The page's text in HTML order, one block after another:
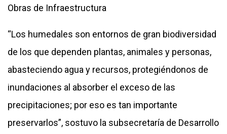
Obras de Infraestructura
“Los humedales son entornos de gran biodiversidad
de los que dependen plantas, animales y personas,
abasteciendo agua y recursos, protegiéndonos de
inundaciones al absorber el exceso de las
precipitaciones; por eso es tan importante
preservarlos”, sostuvo la subsecretaría de Desarrollo